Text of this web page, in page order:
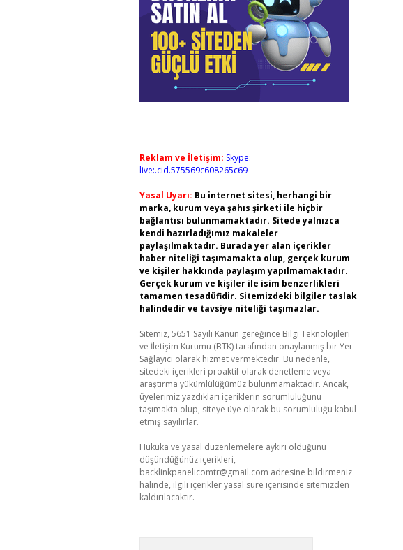
Reklam ve İletişim: Skype:
live:.cid.575569c608265c69
Yasal Uyarı: Bu internet sitesi, herhangi bir
marka, kurum veya şahıs şirketi ile hiçbir
bağlantısı bulunmamaktadır. Sitede yalnızca
kendi hazırladığımız makaleler
paylaşılmaktadır. Burada yer alan içerikler
haber niteliği taşımamakta olup, gerçek kurum
ve kişiler hakkında paylaşım yapılmamaktadır.
Gerçek kurum ve kişiler ile isim benzerlikleri
tamamen tesadüfidir. Sitemizdeki bilgiler taslak
halindedir ve tavsiye niteliği taşımazlar.
Sitemiz, 5651 Sayılı Kanun gereğince Bilgi Teknolojileri
ve İletişim Kurumu (BTK) tarafından onaylanmış bir Yer
Sağlayıcı olarak hizmet vermektedir. Bu nedenle,
sitedeki içerikleri proaktif olarak denetleme veya
araştırma yükümlülüğümüz bulunmamaktadır. Ancak,
üyelerimiz yazdıkları içeriklerin sorumluluğunu
taşımakta olup, siteye üye olarak bu sorumluluğu kabul
etmiş sayılırlar.
Hukuka ve yasal düzenlemelere aykırı olduğunu
düşündüğünüz içerikleri,
backlinkpanelicomtr@gmail.com adresine bildirmeniz
halinde, ilgili içerikler yasal süre içerisinde sitemizden
kaldırılacaktır.